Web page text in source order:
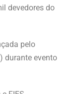
devedores do
pelo
durante evento